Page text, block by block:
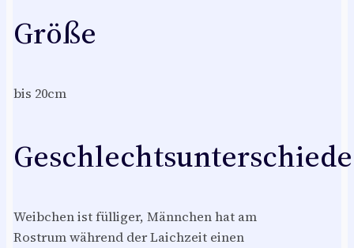
Größe
bis 20cm
Geschlechtsunterschiede
Weibchen ist fülliger, Männchen hat am
Rostrum während der Laichzeit einen